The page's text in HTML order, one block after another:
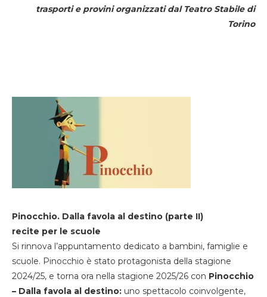
trasporti e provini organizzati dal Teatro Stabile di
Torino
Pinocchio. Dalla favola al destino (parte II)
recite per le scuole
Si rinnova l’appuntamento dedicato a bambini, famiglie e
scuole. Pinocchio è stato protagonista della stagione
2024/25, e torna ora nella stagione 2025/26 con Pinocchio
– Dalla favola al destino: uno spettacolo coinvolgente,